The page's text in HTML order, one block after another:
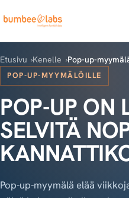
Etusivu Kenelle Pop-up-
POP-UP-MYYMÄLÖILLE
POP-UP ON
SELVITÄ
Pop-up-myymälä elää